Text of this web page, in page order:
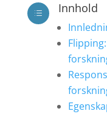
d Innhold